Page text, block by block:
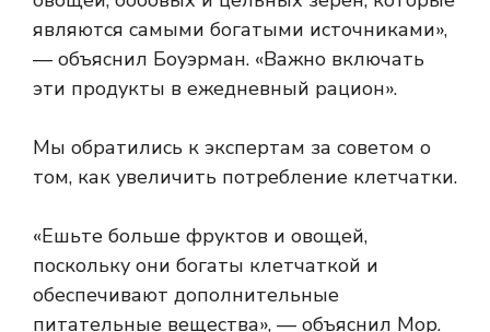
являются самыми богатыми источниками»,
— объяснил Боуэрман. «Важно включать
эти продукты в ежедневный рацион».
Мы обратились к экспертам за советом о
том, как увеличить потребление клетчатки.
«Ешьте больше фруктов и овощей,
поскольку они богаты клетчаткой и
обеспечивают дополнительные
питательные вещества», — объяснил Мор.